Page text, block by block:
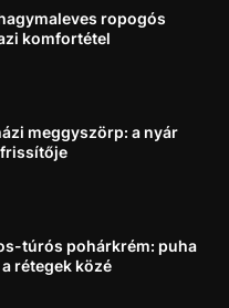
ropogós
komfortétel
meggyszörp: a nyár
túrós pohárkrém: puha
rétegek közé